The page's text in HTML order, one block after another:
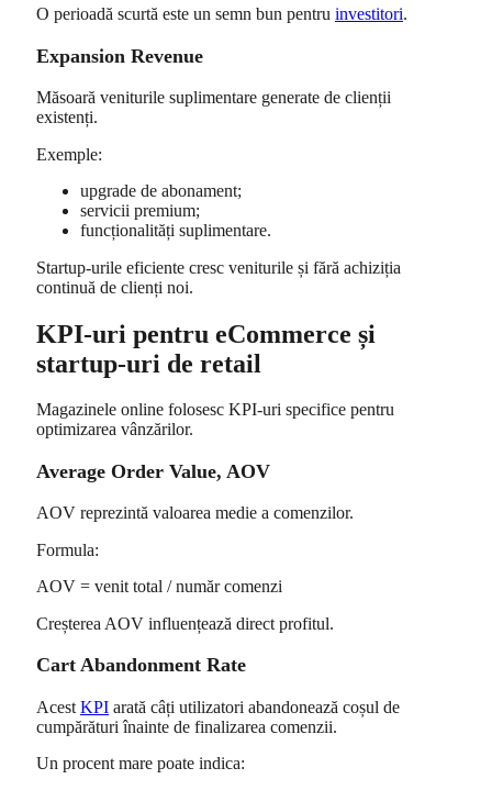
O perioadă scurtă este un semn bun pentru investitori.
Expansion Revenue
Măsoară veniturile suplimentare generate de clienții
existenți.
Exemple:
upgrade de abonament;
servicii premium;
funcționalități suplimentare.
Startup-urile eficiente cresc veniturile și fără achiziția
continuă de clienți noi.
KPI-uri pentru eCommerce și
startup-uri de retail
Magazinele online folosesc KPI-uri specifice pentru
optimizarea vânzărilor.
Average Order Value, AOV
AOV reprezintă valoarea medie a comenzilor.
Formula:
AOV = venit total / număr comenzi
Creșterea AOV influențează direct profitul.
Cart Abandonment Rate
Acest KPI arată câți utilizatori abandonează coșul de
cumpărături înainte de finalizarea comenzii.
Un procent mare poate indica: